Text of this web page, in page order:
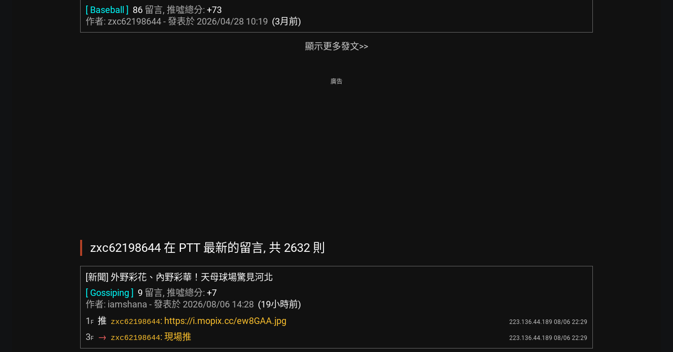
[ Baseball ] 86 留言, 推噓總分: +73
作者: zxc62198644 - 發表於 2026/04/28 10:19 (3月前)
顯示更多發文>>
廣告
zxc62198644 在 PTT 最新的留言, 共 2632 則
[新聞] 外野彩花、內野彩華！天母球場驚見河北
[ Gossiping ] 9 留言, 推噓總分: +7
作者: iamshana - 發表於 2026/08/06 14:28 (19小時前)
1 F 推 zxc62198644: https://i.mopix.cc/ew8GAA.jpg 223.136.44.189 08/06 22:29
3F → zxc62198644: 現場推 223.136.44.189 08/06 22:29